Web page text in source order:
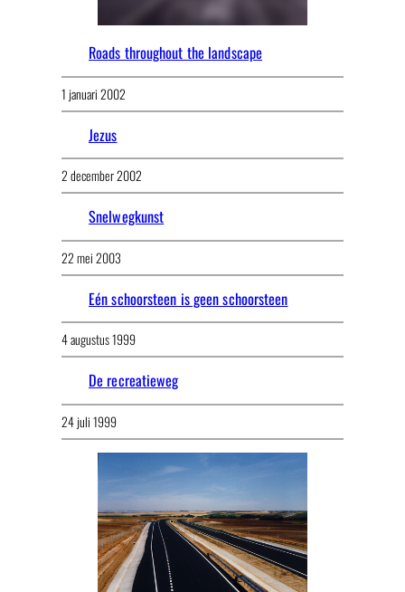
Roads throughout the landscape
1 januari 2002
Jezus
2 december 2002
Snelwegkunst
22 mei 2003
Eén schoorsteen is geen schoorsteen
4 augustus 1999
De recreatieweg
24 juli 1999